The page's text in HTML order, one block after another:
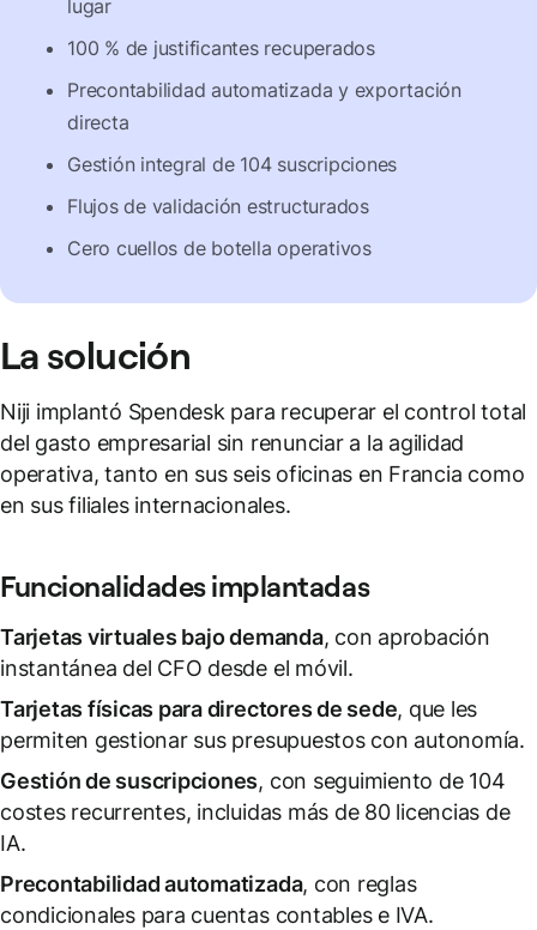
lugar
100 % de justificantes recuperados
Precontabilidad automatizada y exportación
directa
Gestión integral de 104 suscripciones
Flujos de validación estructurados
Cero cuellos de botella operativos
La solución
Niji implantó Spendesk para recuperar el control total
del gasto empresarial sin renunciar a la agilidad
operativa, tanto en sus seis oficinas en Francia como
en sus filiales internacionales.
Funcionalidades implantadas
Tarjetas virtuales bajo demanda, con aprobación
instantánea del CFO desde el móvil.
Tarjetas físicas para directores de sede, que les
permiten gestionar sus presupuestos con autonomía.
Gestión de suscripciones, con seguimiento de 104
costes recurrentes, incluidas más de 80 licencias de
IA.
Precontabilidad automatizada, con reglas
condicionales para cuentas contables e IVA.